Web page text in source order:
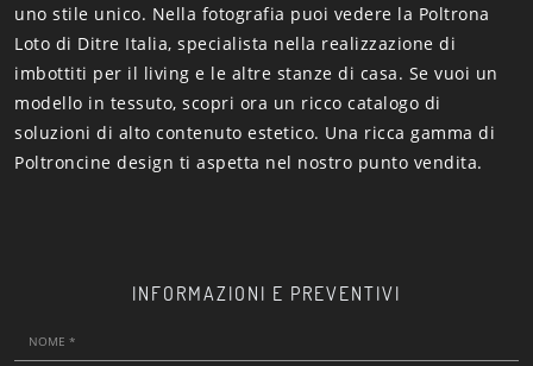
uno stile unico. Nella fotografia puoi vedere la Poltrona
Loto di Ditre Italia, specialista nella realizzazione di
imbottiti per il living e le altre stanze di casa. Se vuoi un
modello in tessuto, scopri ora un ricco catalogo di
soluzioni di alto contenuto estetico. Una ricca gamma di
Poltroncine design ti aspetta nel nostro punto vendita.
INFORMAZIONI E PREVENTIVI